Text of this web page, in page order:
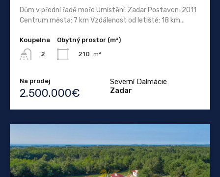
Dům v přední řadě moře Umístění: Zadar Postaven: 2011
Centrum města: 7 km Vzdálenost od letiště: 18 km...
Koupelna
2
Obytný prostor (m²)
210 m²
Na prodej
2.500.000€
Severní Dalmácie
Zadar